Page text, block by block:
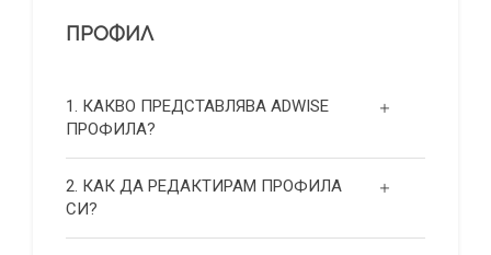
ПРОФИЛ
1. КАКВО ПРЕДСТАВЛЯВА ADWISE
ПРОФИЛА?
2. КАК ДА РЕДАКТИРАМ ПРОФИЛА
СИ?